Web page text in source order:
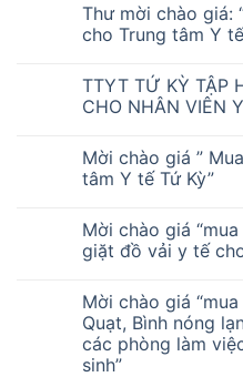
Thư mời chào giá:
cho Trung tâm Y
TTYT TỨ KỲ TẬP
CHO NHÂN VIÊN
Mời chào giá ”
tâm Y tế Tứ Kỳ”
Mời chào giá
giặt đồ vải y tế
Mời chào giá
Quạt, Bình nóng
các phòng làm
sinh”